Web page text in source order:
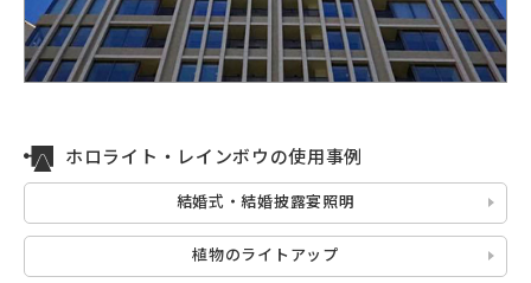
ホロライト・レインボウの使用事例
結婚式・結婚披露宴照明
植物のライトアップ